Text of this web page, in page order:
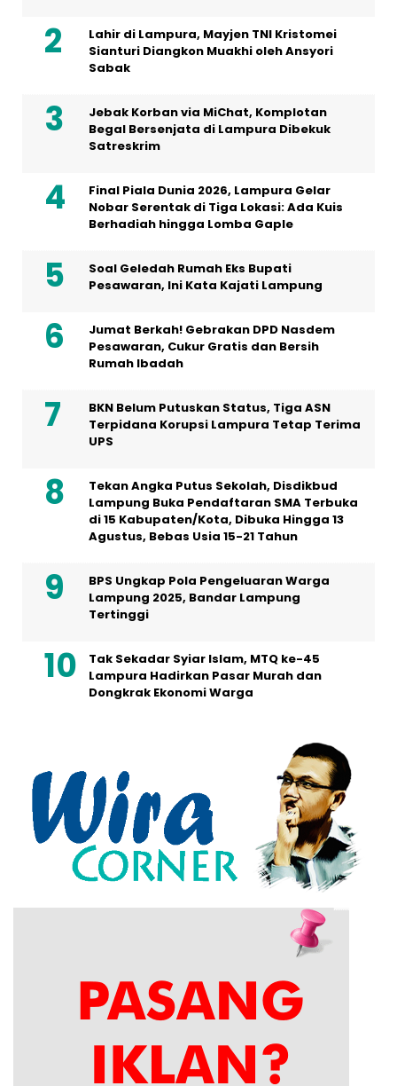
Lahir di Lampura, Mayjen TNI Kristomei
Sianturi Diangkon Muakhi oleh Ansyori
Sabak
Jebak Korban via MiChat, Komplotan
Begal Bersenjata di Lampura Dibekuk
Satreskrim
Final Piala Dunia 2026, Lampura Gelar
Nobar Serentak di Tiga Lokasi: Ada Kuis
Berhadiah hingga Lomba Gaple
Soal Geledah Rumah Eks Bupati
Pesawaran, Ini Kata Kajati Lampung
Jumat Berkah! Gebrakan DPD Nasdem
Pesawaran, Cukur Gratis dan Bersih
Rumah Ibadah
BKN Belum Putuskan Status, Tiga ASN
Terpidana Korupsi Lampura Tetap Terima
UPS
Tekan Angka Putus Sekolah, Disdikbud
Lampung Buka Pendaftaran SMA Terbuka
di 15 Kabupaten/Kota, Dibuka Hingga 13
Agustus, Bebas Usia 15-21 Tahun
BPS Ungkap Pola Pengeluaran Warga
Lampung 2025, Bandar Lampung
Tertinggi
Tak Sekadar Syiar Islam, MTQ ke-45
Lampura Hadirkan Pasar Murah dan
Dongkrak Ekonomi Warga